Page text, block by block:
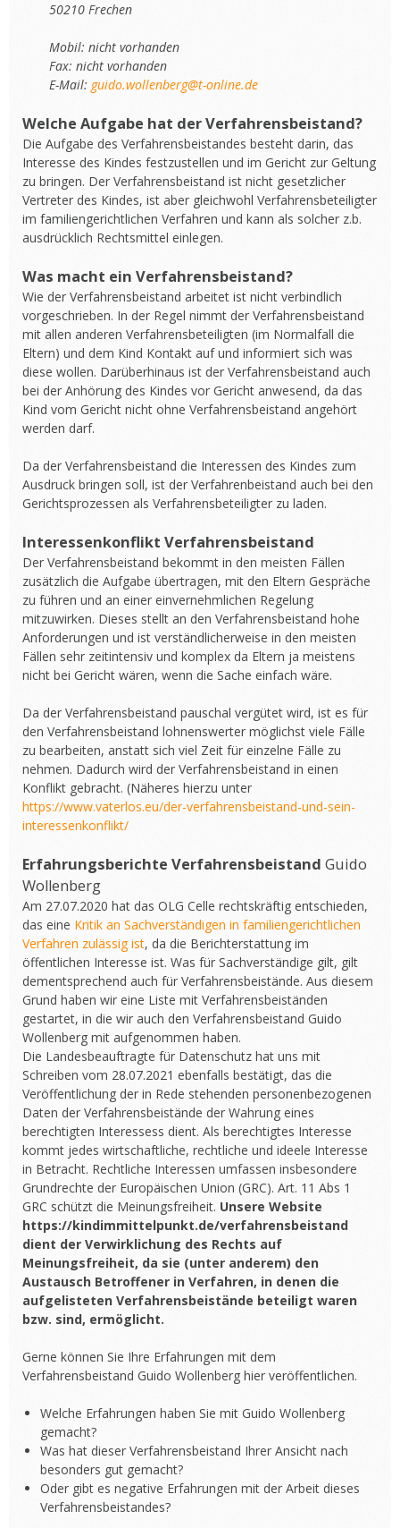
50210 Frechen
Mobil: nicht vorhanden
Fax: nicht vorhanden
E-Mail: guido.wollenberg@t-online.de
Welche Aufgabe hat der Verfahrensbeistand?
Die Aufgabe des Verfahrensbeistandes besteht darin, das
Interesse des Kindes festzustellen und im Gericht zur Geltung
zu bringen. Der Verfahrensbeistand ist nicht gesetzlicher
Vertreter des Kindes, ist aber gleichwohl Verfahrensbeteiligter
im familiengerichtlichen Verfahren und kann als solcher z.b.
ausdrücklich Rechtsmittel einlegen.
Was macht ein Verfahrensbeistand?
Wie der Verfahrensbeistand arbeitet ist nicht verbindlich
vorgeschrieben. In der Regel nimmt der Verfahrensbeistand
mit allen anderen Verfahrensbeteiligten (im Normalfall die
Eltern) und dem Kind Kontakt auf und informiert sich was
diese wollen. Darüberhinaus ist der Verfahrensbeistand auch
bei der Anhörung des Kindes vor Gericht anwesend, da das
Kind vom Gericht nicht ohne Verfahrensbeistand angehört
werden darf.
Da der Verfahrensbeistand die Interessen des Kindes zum
Ausdruck bringen soll, ist der Verfahrenbeistand auch bei den
Gerichtsprozessen als Verfahrensbeteiligter zu laden.
Interessenkonflikt Verfahrensbeistand
Der Verfahrensbeistand bekommt in den meisten Fällen
zusätzlich die Aufgabe übertragen, mit den Eltern Gespräche
zu führen und an einer einvernehmlichen Regelung
mitzuwirken. Dieses stellt an den Verfahrensbeistand hohe
Anforderungen und ist verständlicherweise in den meisten
Fällen sehr zeitintensiv und komplex da Eltern ja meistens
nicht bei Gericht wären, wenn die Sache einfach wäre.
Da der Verfahrensbeistand pauschal vergütet wird, ist es für
den Verfahrensbeistand lohnenswerter möglichst viele Fälle
zu bearbeiten, anstatt sich viel Zeit für einzelne Fälle zu
nehmen. Dadurch wird der Verfahrensbeistand in einen
Konflikt gebracht. (Näheres hierzu unter
https://www.vaterlos.eu/der-verfahrensbeistand-und-sein-
interessenkonflikt/
Erfahrungsberichte Verfahrensbeistand Guido
Wollenberg
Am 27.07.2020 hat das OLG Celle rechtskräftig entschieden,
das eine Kritik an Sachverständigen in familiengerichtlichen
Verfahren zulässig ist, da die Berichterstattung im
öffentlichen Interesse ist. Was für Sachverständige gilt, gilt
dementsprechend auch für Verfahrensbeistände. Aus diesem
Grund haben wir eine Liste mit Verfahrensbeiständen
gestartet, in die wir auch den Verfahrensbeistand Guido
Wollenberg mit aufgenommen haben.
Die Landesbeauftragte für Datenschutz hat uns mit
Schreiben vom 28.07.2021 ebenfalls bestätigt, das die
Veröffentlichung der in Rede stehenden personenbezogenen
Daten der Verfahrensbeistände der Wahrung eines
berechtigten Interessess dient. Als berechtigtes Interesse
kommt jedes wirtschaftliche, rechtliche und ideele Interesse
in Betracht. Rechtliche Interessen umfassen insbesondere
Grundrechte der Europäischen Union (GRC). Art. 11 Abs 1
GRC schützt die Meinungsfreiheit. Unsere Website
https://kindimmittelpunkt.de/verfahrensbeistand
dient der Verwirklichung des Rechts auf
Meinungsfreiheit, da sie (unter anderem) den
Austausch Betroffener in Verfahren, in denen die
aufgelisteten Verfahrensbeistände beteiligt waren
bzw. sind, ermöglicht.
Gerne können Sie Ihre Erfahrungen mit dem
Verfahrensbeistand Guido Wollenberg hier veröffentlichen.
Welche Erfahrungen haben Sie mit Guido Wollenberg
gemacht?
Was hat dieser Verfahrensbeistand Ihrer Ansicht nach
besonders gut gemacht?
Oder gibt es negative Erfahrungen mit der Arbeit dieses
Verfahrensbeistandes?